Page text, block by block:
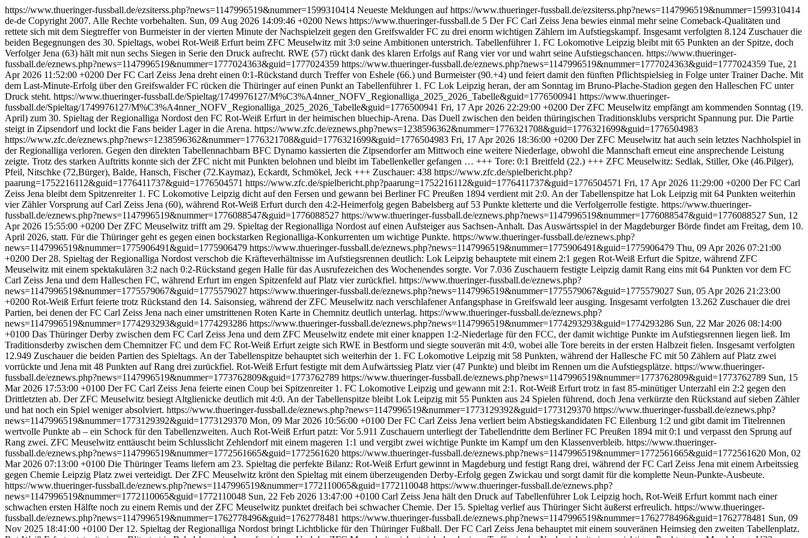
https://www.thueringer-fussball.de/ezsiterss.php?news=1147996519&nummer=1599310414 Neueste Meldungen auf https://www.thueringer-fussball.de/ezsiterss.php?news=1147996519&nummer=1599310414
de-de Copyright 2007. Alle Rechte vorbehalten. Sun, 09 Aug 2026 14:09:46 +0200 News https://www.thueringer-fussball.de 5 Der FC Carl Zeiss Jena bewies einmal mehr seine Comeback-Qualitäten und
rettete sich mit dem Siegtreffer von Burmeister in der vierten Minute der Nachspielzeit gegen den Greifswalder FC zu drei enorm wichtigen Zählern im Aufstiegskampf. Insgesamt verfolgten 8.124 Zuschauer die
beiden Begegnungen des 30. Spieltags, wobei Rot-Weiß Erfurt beim ZFC Meuselwitz mit 3:0 seine Ambitionen unterstrich. Tabellenführer 1. FC Lokomotive Leipzig bleibt mit 65 Punkten an der Spitze, doch
Verfolger Jena (63) hält mit nun sechs Siegen in Serie den Druck aufrecht. RWE (57) rückt dank des klaren Erfolgs auf Rang vier vor und wahrt seine Aufstiegschancen. https://www.thueringer-
fussball.de/eznews.php?news=1147996519&nummer=1777024363&guid=1777024359 https://www.thueringer-fussball.de/eznews.php?news=1147996519&nummer=1777024363&guid=1777024359 Tue, 21
Apr 2026 11:52:00 +0200 Der FC Carl Zeiss Jena dreht einen 0:1-Rückstand durch Treffer von Eshele (66.) und Burmeister (90.+4) und feiert damit den fünften Pflichtspielsieg in Folge unter Trainer Dache. Mit
dem Last-Minute-Erfolg über den Greifswalder FC rücken die Thüringer auf einen Punkt an Tabellenführer 1. FC Lok Leipzig heran, der am Sonntag im Bruno-Plache-Stadion gegen den Halleschen FC unter
Druck steht. https://www.thueringer-fussball.de/Spieltag/1749976127/M%C3%A4nner_NOFV_Regionalliga_2025_2026_Tabelle&guid=1776500941 https://www.thueringer-
fussball.de/Spieltag/1749976127/M%C3%A4nner_NOFV_Regionalliga_2025_2026_Tabelle&guid=1776500941 Fri, 17 Apr 2026 22:29:00 +0200 Der ZFC Meuselwitz empfängt am kommenden Sonntag (19.
April) zum 30. Spieltag der Regionalliga Nordost den FC Rot-Weiß Erfurt in der heimischen bluechip-Arena. Das Duell zwischen den beiden thüringischen Traditionsklubs verspricht Spannung pur. Die Partie
steigt in Zipsendorf und lockt die Fans beider Lager in die Arena. https://www.zfc.de/eznews.php?news=1238596362&nummer=1776321708&guid=1776321699&guid=1776504983
https://www.zfc.de/eznews.php?news=1238596362&nummer=1776321708&guid=1776321699&guid=1776504983 Fri, 17 Apr 2026 18:36:00 +0200 Der ZFC Meuselwitz hat auch sein letztes Nachholspiel in
der Regionalliga verloren. Gegen den direkten Tabellennachbarn BFC Dynamo kassierten die Zipsendorfer am Mittwoch eine weitere Niederlage, obwohl die Mannschaft erneut eine ansprechende Leistung
zeigte. Trotz des starken Auftritts konnte sich der ZFC nicht mit Punkten belohnen und bleibt im Tabellenkeller gefangen … +++ Tore: 0:1 Breitfeld (22.) +++ ZFC Meuselwitz: Sedlak, Stiller, Oke (46.Pilger),
Pfeil, Nitschke (72,Bürger), Balde, Hansch, Fischer (72.Kaymaz), Eckardt, Schmökel, Jeck +++ Zuschauer: 438 https://www.zfc.de/spielbericht.php?
paarung=1752216112&guid=1776411737&guid=1776504571 https://www.zfc.de/spielbericht.php?paarung=1752216112&guid=1776411737&guid=1776504571 Fri, 17 Apr 2026 11:29:00 +0200 Der FC Carl
Zeiss Jena bleibt dem Spitzenreiter 1. FC Lokomotive Leipzig dicht auf den Fersen und gewann bei Berliner FC Preußen 1894 verdient mit 2:0. An der Tabellenspitze hat Lok Leipzig mit 64 Punkten weiterhin
vier Zähler Vorsprung auf Carl Zeiss Jena (60), während Rot-Weiß Erfurt durch den 4:2-Heimerfolg gegen Babelsberg auf 53 Punkte kletterte und die Verfolgerrolle festigte. https://www.thueringer-
fussball.de/eznews.php?news=1147996519&nummer=1776088547&guid=1776088527 https://www.thueringer-fussball.de/eznews.php?news=1147996519&nummer=1776088547&guid=1776088527 Sun, 12
Apr 2026 15:55:00 +0200 Der ZFC Meuselwitz trifft am 29. Spieltag der Regionalliga Nordost auf einen Aufsteiger aus Sachsen-Anhalt. Das Auswärtsspiel in der Magdeburger Börde findet am Freitag, dem 10.
April 2026, statt. Für die Thüringer geht es gegen einen bockstarken Regionalliga-Konkurrenten um wichtige Punkte. https://www.thueringer-fussball.de/eznews.php?
news=1147996519&nummer=1775906491&guid=1775906479 https://www.thueringer-fussball.de/eznews.php?news=1147996519&nummer=1775906491&guid=1775906479 Thu, 09 Apr 2026 07:21:00
+0200 Der 28. Spieltag der Regionalliga Nordost verschob die Kräfteverhältnisse im Aufstiegsrennen deutlich: Lok Leipzig behauptete mit einem 2:1 gegen Rot-Weiß Erfurt die Spitze, während ZFC
Meuselwitz mit einem spektakulären 3:2 nach 0:2-Rückstand gegen Halle für das Ausrufezeichen des Wochenendes sorgte. Vor 7.036 Zuschauern festigte Leipzig damit Rang eins mit 64 Punkten vor dem FC
Carl Zeiss Jena und dem Halleschen FC, während Erfurt im engen Spitzenfeld auf Platz vier zurückfiel. https://www.thueringer-fussball.de/eznews.php?
news=1147996519&nummer=1775579067&guid=1775579027 https://www.thueringer-fussball.de/eznews.php?news=1147996519&nummer=1775579067&guid=1775579027 Sun, 05 Apr 2026 21:23:00
+0200 Rot-Weiß Erfurt feierte trotz Rückstand den 14. Saisonsieg, während der ZFC Meuselwitz nach verschlafener Anfangsphase in Greifswald leer ausging. Insgesamt verfolgten 13.262 Zuschauer die drei
Partien, bei denen der FC Carl Zeiss Jena nach einer umstrittenen Roten Karte in Chemnitz deutlich unterlag. https://www.thueringer-fussball.de/eznews.php?
news=1147996519&nummer=1774293293&guid=1774293286 https://www.thueringer-fussball.de/eznews.php?news=1147996519&nummer=1774293293&guid=1774293286 Sun, 22 Mar 2026 08:14:00
+0100 Das Thüringer Derby zwischen dem FC Carl Zeiss Jena und dem ZFC Meuselwitz endete mit einer knappen 1:2-Niederlage für den FCC, der damit wichtige Punkte im Aufstiegsrennen liegen ließ. Im
Traditionsderby zwischen dem Chemnitzer FC und dem FC Rot-Weiß Erfurt zeigte sich RWE in Bestform und siegte souverän mit 4:0, wobei alle Tore bereits in der ersten Halbzeit fielen. Insgesamt verfolgten
12.949 Zuschauer die beiden Partien des Spieltags. An der Tabellenspitze behauptet sich weiterhin der 1. FC Lokomotive Leipzig mit 58 Punkten, während der Hallesche FC mit 50 Zählern auf Platz zwei
vorrückte und Jena mit 48 Punkten auf Rang drei zurückfiel. Rot-Weiß Erfurt festigte mit dem Aufwärtssieg Platz vier (47 Punkte) und bleibt im Rennen um die Aufstiegsplätze. https://www.thueringer-
fussball.de/eznews.php?news=1147996519&nummer=1773762809&guid=1773762789 https://www.thueringer-fussball.de/eznews.php?news=1147996519&nummer=1773762809&guid=1773762789 Sun, 15
Mar 2026 17:53:00 +0100 Der FC Carl Zeiss Jena feierte einen Coup bei Spitzenreiter 1. FC Lokomotive Leipzig und gewann mit 2:1. Rot-Weiß Erfurt trotz in fast 85-minütiger Unterzahl ein 2:2 gegen den
Drittletzten ab. Der ZFC Meuselwitz besiegt Altglienicke deutlich mit 4:0. An der Tabellenspitze bleibt Lok Leipzig mit 55 Punkten aus 24 Spielen führend, doch Jena verkürzte den Rückstand auf sieben Zähler
und hat noch ein Spiel weniger absolviert. https://www.thueringer-fussball.de/eznews.php?news=1147996519&nummer=1773129392&guid=1773129370 https://www.thueringer-fussball.de/eznews.php?
news=1147996519&nummer=1773129392&guid=1773129370 Mon, 09 Mar 2026 10:56:00 +0100 Der FC Carl Zeiss Jena verliert beim Abstiegskandidaten FC Eilenburg 1:2 und gibt damit im Titelrennen
wertvolle Punkte ab – ein Schock für den Tabellenzweiten. Auch Rot-Weiß Erfurt patzt: Vor 5.911 Zuschauern unterliegt der Tabellendritte dem Berliner FC Preußen 1894 mit 0:1 und verpasst den Sprung auf
Rang zwei. ZFC Meuselwitz enttäuscht beim Schlusslicht Zehlendorf mit einem mageren 1:1 und vergibt zwei wichtige Punkte im Kampf um den Klassenverbleib. https://www.thueringer-
fussball.de/eznews.php?news=1147996519&nummer=1772561665&guid=1772561620 https://www.thueringer-fussball.de/eznews.php?news=1147996519&nummer=1772561665&guid=1772561620 Mon, 02
Mar 2026 07:13:00 +0100 Die Thüringer Teams liefern am 23. Spieltag die perfekte Bilanz: Rot-Weiß Erfurt gewinnt in Magdeburg und festigt Rang drei, während der FC Carl Zeiss Jena mit einem Arbeitssieg
gegen Chemie Leipzig Platz zwei verteidigt. Der ZFC Meuselwitz krönt den Spieltag mit einem überzeugenden Derby-Erfolg gegen Zwickau und sorgt damit für die komplette Neun-Punkte-Ausbeute.
https://www.thueringer-fussball.de/eznews.php?news=1147996519&nummer=1772110065&guid=1772110048 https://www.thueringer-fussball.de/eznews.php?
news=1147996519&nummer=1772110065&guid=1772110048 Sun, 22 Feb 2026 13:47:00 +0100 Carl Zeiss Jena hält den Druck auf Tabellenführer Lok Leipzig hoch, Rot-Weiß Erfurt kommt nach einer
schwachen ersten Hälfte noch zu einem Remis und der ZFC Meuselwitz punktet dreifach bei schwacher Chemie. Der 15. Spieltag verlief aus Thüringer Sicht äußerst erfreulich. https://www.thueringer-
fussball.de/eznews.php?news=1147996519&nummer=1762778496&guid=1762778481 https://www.thueringer-fussball.de/eznews.php?news=1147996519&nummer=1762778496&guid=1762778481 Sun, 09
Nov 2025 18:41:00 +0100 Der 12. Spieltag der Regionalliga Nordost bringt Lichtblicke für den Thüringer Fußball. Der FC Carl Zeiss Jena behauptet mit einem souveränen Heimsieg den zweiten Tabellenplatz.